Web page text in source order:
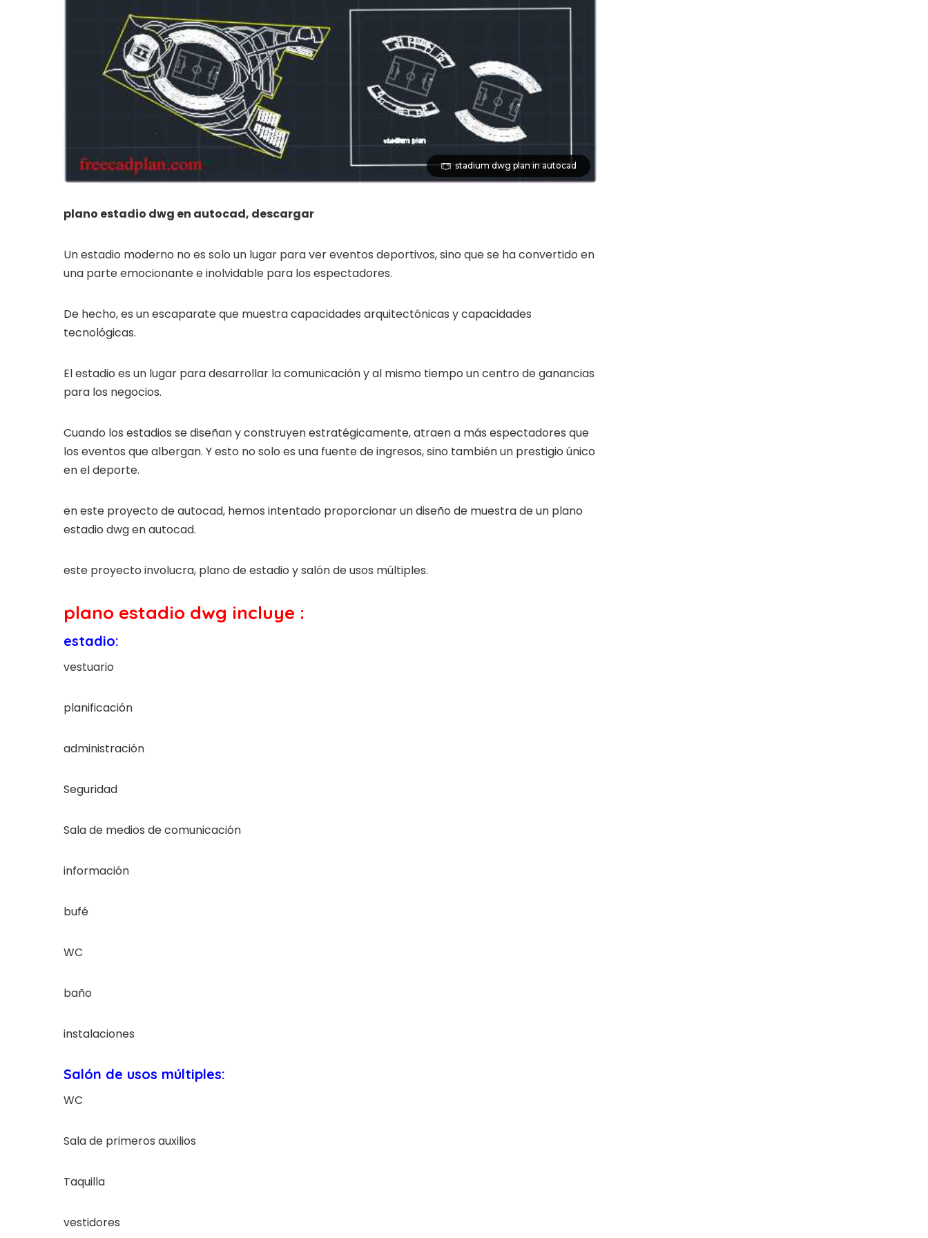
stadium dwg plan in autocad
plano estadio dwg en autocad, descargar
Un estadio moderno no es solo un lugar para ver eventos deportivos, sino que se ha convertido en
una parte emocionante e inolvidable para los espectadores.
De hecho, es un escaparate que muestra capacidades arquitectónicas y capacidades
tecnológicas.
El estadio es un lugar para desarrollar la comunicación y al mismo tiempo un centro de ganancias
para los negocios.
Cuando los estadios se diseñan y construyen estratégicamente, atraen a más espectadores que
los eventos que albergan. Y esto no solo es una fuente de ingresos, sino también un prestigio único
en el deporte.
en este proyecto de autocad, hemos intentado proporcionar un diseño de muestra de un plano
estadio dwg en autocad.
este proyecto involucra, plano de estadio y salón de usos múltiples.
plano estadio dwg incluye :
estadio:
vestuario
planificación
administración
Seguridad
Sala de medios de comunicación
información
bufé
WC
baño
instalaciones
Salón de usos múltiples:
WC
Sala de primeros auxilios
Taquilla
vestidores